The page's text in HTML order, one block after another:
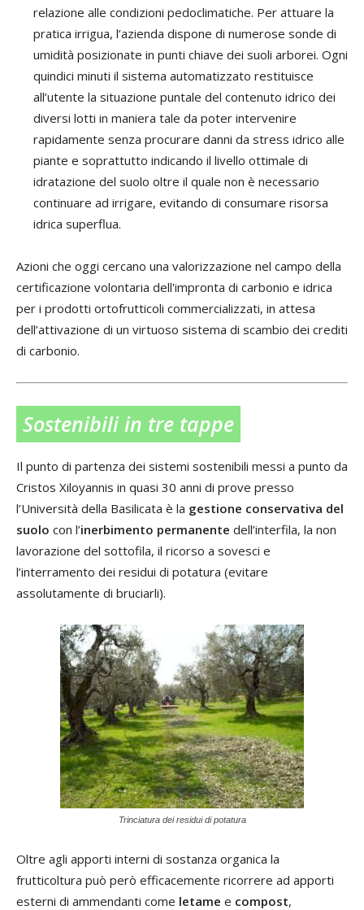
relazione alle condizioni pedoclimatiche. Per attuare la
pratica irrigua, l’azienda dispone di numerose sonde di
umidità posizionate in punti chiave dei suoli arborei. Ogni
quindici minuti il sistema automatizzato restituisce
all’utente la situazione puntale del contenuto idrico dei
diversi lotti in maniera tale da poter intervenire
rapidamente senza procurare danni da stress idrico alle
piante e soprattutto indicando il livello ottimale di
idratazione del suolo oltre il quale non è necessario
continuare ad irrigare, evitando di consumare risorsa
idrica superflua.
Azioni che oggi cercano una valorizzazione nel campo della
certificazione volontaria dell'impronta di carbonio e idrica
per i prodotti ortofrutticoli commercializzati, in attesa
dell’attivazione di un virtuoso sistema di scambio dei crediti
di carbonio.
Sostenibili in tre tappe
Il punto di partenza dei sistemi sostenibili messi a punto da
Cristos Xiloyannis in quasi 30 anni di prove presso
l’Università della Basilicata è la gestione conservativa del
suolo con l’inerbimento permanente dell’interfila, la non
lavorazione del sottofila, il ricorso a sovesci e
l’interramento dei residui di potatura (evitare
assolutamente di bruciarli).
Trinciatura dei residui di potatura
Oltre agli apporti interni di sostanza organica la
frutticoltura può però efficacemente ricorrere ad apporti
esterni di ammendanti come letame e compost,